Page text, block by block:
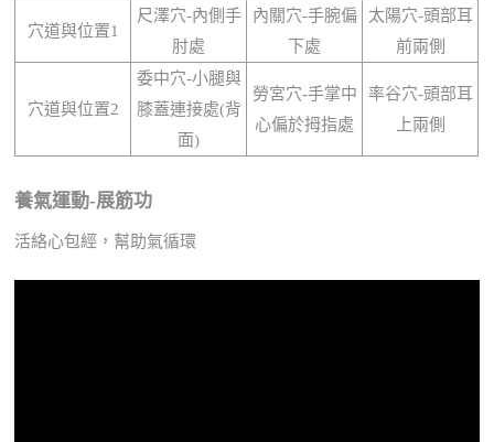
穴道與位置1
尺澤穴-內側手
肘處
內關穴-手腕偏
下處
太陽穴-頭部耳
前兩側
穴道與位置2
委中穴-小腿與
膝蓋連接處(背
面)
勞宮穴-手掌中
心偏於拇指處
率谷穴-頭部耳
上兩側
養氣運動-展筋功
活絡心包經，幫助氣循環